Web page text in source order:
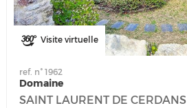
Visite virtuelle
ref. n° 1962
Domaine
SAINT LAURENT DE CERDANS